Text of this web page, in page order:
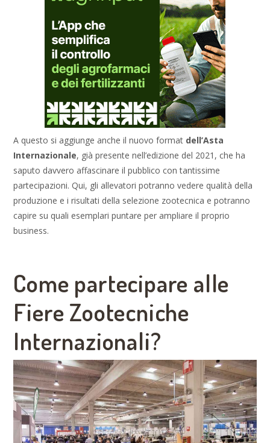
A questo si aggiunge anche il nuovo format dell’Asta
Internazionale, già presente nell’edizione del 2021, che ha
saputo davvero affascinare il pubblico con tantissime
partecipazioni. Qui, gli allevatori potranno vedere qualità della
produzione e i risultati della selezione zootecnica e potranno
capire su quali esemplari puntare per ampliare il proprio
business.
Come partecipare alle
Fiere Zootecniche
Internazionali?